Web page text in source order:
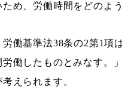
ため、労働時間をどのよ
労働基準法38条の2第1項
労働したものとみなす。
えられます。